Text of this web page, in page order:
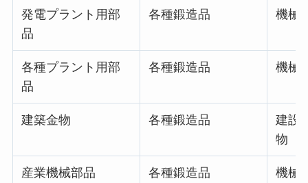
発電プラント用部
品
各種鍛造品 機械
各種プラント用部
品
各種鍛造品 機械
建築金物 各種鍛造品
建設
物
産業機械部品 各種鍛造品 機械